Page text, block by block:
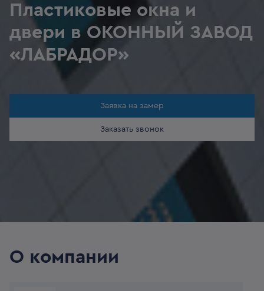
Пластиковые окна и
двери в ОКОННЫЙ ЗАВОД
«ЛАБРАДОР»
Заявка на замер
Заказать звонок
О компании